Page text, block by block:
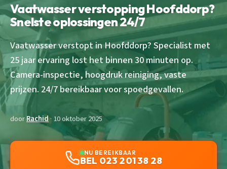
Vaatwasser verstopping Hoofddorp?
Snelste oplossingen 24/7
Vaatwasser verstopt in Hoofddorp? Specialist met
25 jaar ervaring lost het binnen 30 minuten op.
Camera-inspectie, hoogdruk reiniging, vaste
prijzen. 24/7 bereikbaar voor spoedgevallen.
doorRachid· 10 oktober 2025
NU BEREIKBAAR
BEL 023 201 38 28